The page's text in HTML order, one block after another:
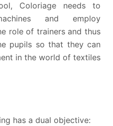
Coloriage needs to
and employ
role of trainers and thus
pupils so that they can
in the world of textiles
has a dual objective: